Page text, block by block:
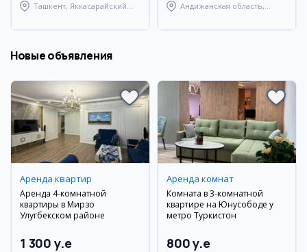
Ташкент, Яккасарайский
Андижанская область,
Новые объявления
Аренда квартир
Аренда 4-комнатной
квартиры в Мирзо
Улугбекском районе
1 300 y.e
Аренда комнат
Комната в 3-комнатной
квартире на Юнусободе у
метро Туркистон
800 y.e